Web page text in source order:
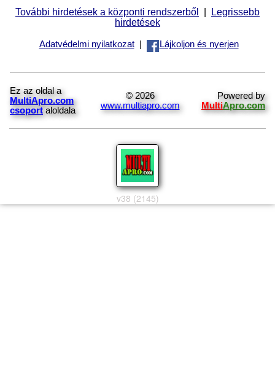
További hirdetések a központi rendszerből | Legrissebb
hirdetések
Adatvédelmi nyilatkozat| Lájkoljon és nyerjen
Ez az oldal a
MultiApro.com
csoport aloldala
© 2026
www.multiapro.com
Powered by
MultiApro.com
v38 (2145)